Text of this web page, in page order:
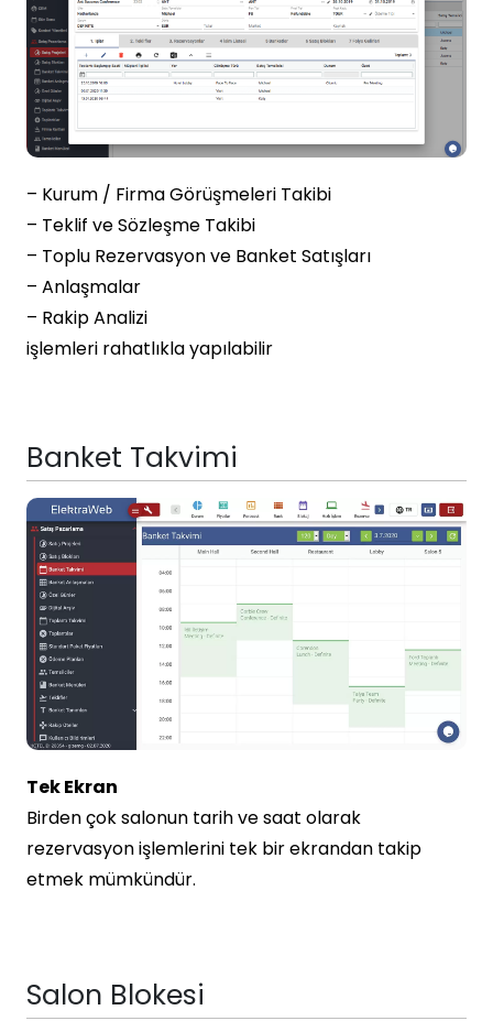
– Kurum / Firma Görüşmeleri Takibi
– Teklif ve Sözleşme Takibi
– Toplu Rezervasyon ve Banket Satışları
– Anlaşmalar
– Rakip Analizi
işlemleri rahatlıkla yapılabilir
Banket Takvimi
Tek Ekran
Birden çok salonun tarih ve saat olarak
rezervasyon işlemlerini tek bir ekrandan takip
etmek mümkündür.
Salon Blokesi